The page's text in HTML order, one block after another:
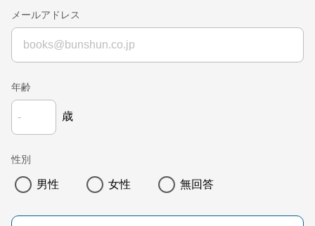
メールアドレス
年齢
歳
性別
男性 女性 無回答